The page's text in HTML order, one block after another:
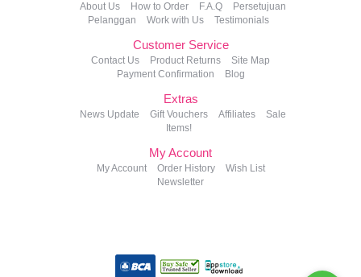
About Us How to Order F.A.Q
Persetujuan
Pelanggan
Work with Us Testimonials
Customer Service
Contact Us Product Returns
Site Map
Payment Confirmation
Blog
Extras
News Update Gift Vouchers Affiliates
Sale
Items!
My Account
My Account Order History
Wish List
Newsletter